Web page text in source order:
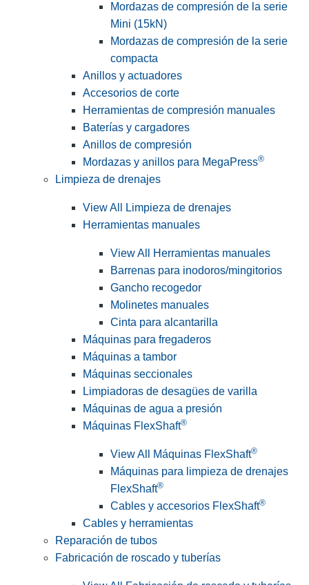
Mordazas de compresión de la serie
Mini (15kN)
Mordazas de compresión de la serie
compacta
Anillos y actuadores
Accesorios de corte
Herramientas de compresión manuales
Baterías y cargadores
Anillos de compresión
Mordazas y anillos para MegaPress®
Limpieza de drenajes
View All Limpieza de drenajes
Herramientas manuales
View All Herramientas manuales
Barrenas para inodoros/mingitorios
Gancho recogedor
Molinetes manuales
Cinta para alcantarilla
Máquinas para fregaderos
Máquinas a tambor
Máquinas seccionales
Limpiadoras de desagües de varilla
Máquinas de agua a presión
Máquinas FlexShaft®
View All Máquinas FlexShaft®
Máquinas para limpieza de drenajes
FlexShaft®
Cables y accesorios FlexShaft®
Cables y herramientas
Reparación de tubos
Fabricación de roscado y tuberías